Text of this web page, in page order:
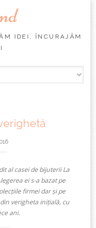
IDEI, ÎNCURAJĂM
al casei de bijuterii La
ei s-a bazat pe
firmei dar și pe
verigheta inițială, cu
ani.